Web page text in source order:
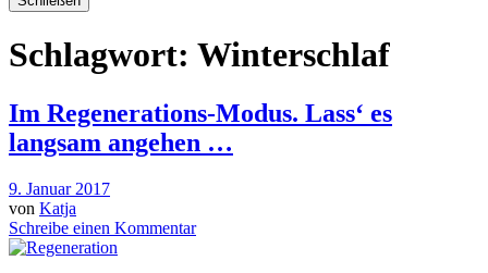
Schlagwort: Winterschlaf
Im Regenerations-Modus. Lass‘ es
langsam angehen …
9. Januar 2017
von Katja
Schreibe einen Kommentar